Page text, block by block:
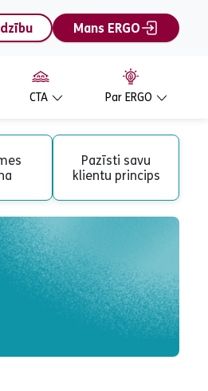
Mans ERGO
CTA Par ERGO
Pazīsti savu
klientu princips